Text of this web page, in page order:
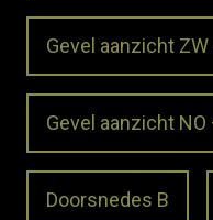
Gevel aanzicht
Gevel aanzicht NO
Doorsnedes B